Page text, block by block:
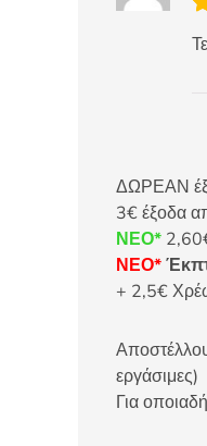
ΔΩΡΕΑΝ
3€ έξοδα
ΝΕΟ*
ΝΕΟ*
+ 2,5€
εργάσιμες)
Για